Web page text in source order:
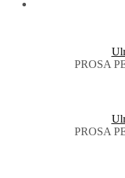
PROSA
PROSA